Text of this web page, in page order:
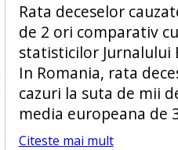
Rata deceselor
de 2 ori comparativ
statisticilor Jurnalului
In Romania, rata
cazuri la suta de mii
media europeana de
Citeste mai mult